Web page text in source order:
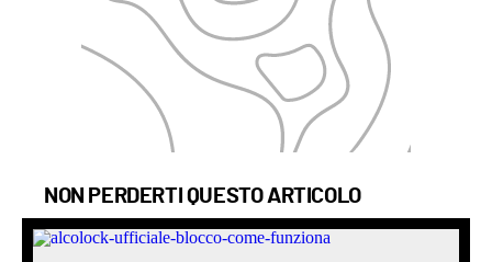
NON PERDERTI QUESTO ARTICOLO